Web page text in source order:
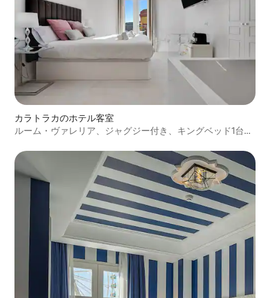
カラトラカのホテル客室
ルーム・ヴァレリア、ジャグジー付き、キングベッド1台、